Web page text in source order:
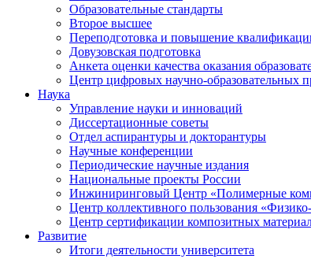
Образовательные стандарты
Второе высшее
Переподготовка и повышение
Довузовская подготовка
Анкета оценки качества оказания
Центр цифровых научно-образовательных
Наука
Управление науки и инноваций
Диссертационные советы
Отдел аспирантуры и докторантуры
Научные конференции
Периодические научные издания
Национальные проекты России
Инжиниринговый Центр «Полимерные
Центр коллективного пользования
Центр сертификации композитных
Развитие
Итоги деятельности университета